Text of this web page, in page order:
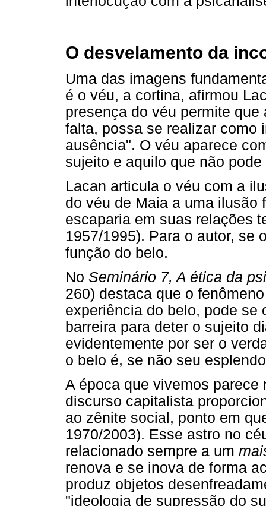
O desvelamento da
Uma das imagens
é o véu, a cortina, afirmou
presença do véu permite
falta, possa se realizar como
ausência". O véu aparece
sujeito e aquilo que não
Lacan articula o véu com a
do véu de Maia a uma ilusão
escaparia em suas relações
1957/1995). Para o autor, se
função do belo.
No Seminário 7, A ética da
260) destaca que o
experiência do belo, pode se
barreira para deter o sujeito
evidentemente por ser o
o belo é, se não seu
A época que vivemos
discurso capitalista
ao zênite social, ponto em
1970/2003). Esse astro no
relacionado sempre a um
renova e se inova de forma
produz objetos
"ideologia de supressão do